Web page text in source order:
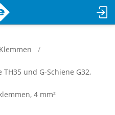
und G-Schiene G32,
4 mm²